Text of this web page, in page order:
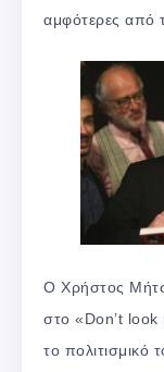
αμφότερες από
Ο Xρήστος
στο «Don’t look
το πολιτισμικό